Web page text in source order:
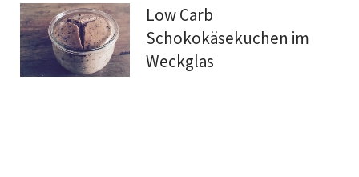
Low Carb
Schokokäsekuchen im
Weckglas